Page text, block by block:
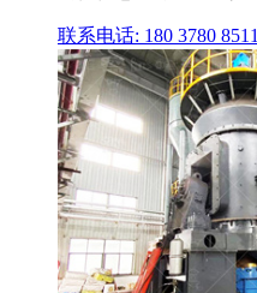
联系电话: 180 3780 8511